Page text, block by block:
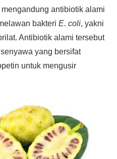
mengandung antibiotik alami
bakteri E. coli, yakni
Antibiotik alami tersebut
yang bersifat
untuk mengusir